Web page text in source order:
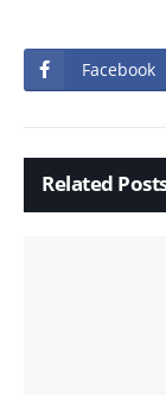
Facebook
Related